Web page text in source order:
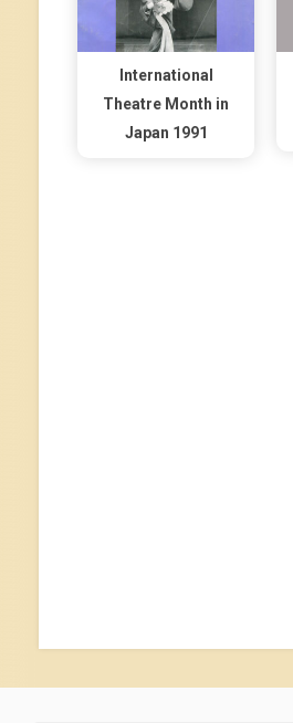
International
Theatre Month in
Japan 1991